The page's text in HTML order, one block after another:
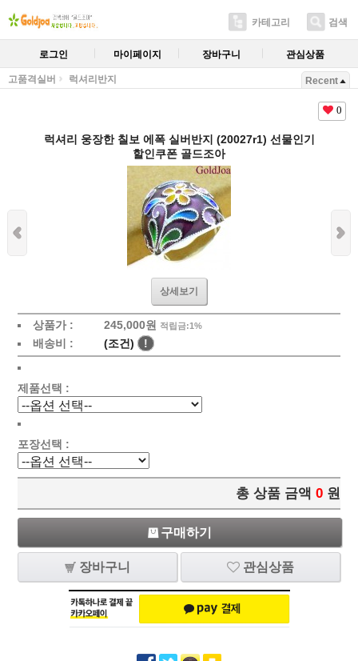
카테고리 검색
로그인 마이페이지 장바구니 관심상품
고품격실버 럭셔리반지 Recent
0
럭셔리 웅장한 칠보 에폭 실버반지 (20027r1) 선물인기
할인쿠폰 골드조아
상세보기
상품가 : 245,000원 적립금:1%
배송비 : (조건) !
제품선택 :
포장선택 :
총 상품 금액 0 원
구매하기
장바구니 관심상품